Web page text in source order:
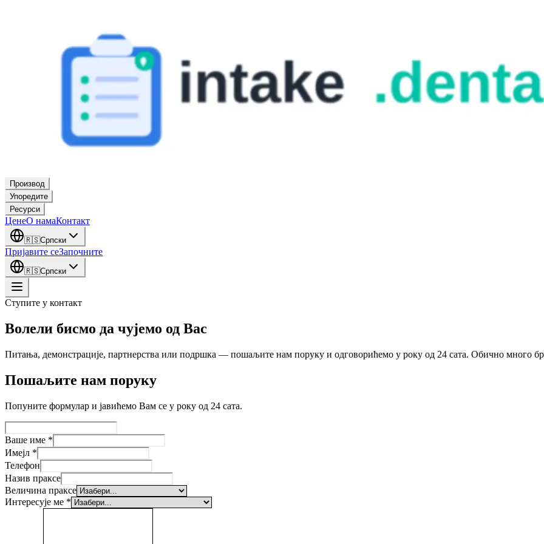
Производ
Упоредите
Ресурси
ЦенеО намаКонтакт
🇷🇸Српски
Пријавите сеЗапочните
🇷🇸Српски
Ступите у контакт
Волели бисмо да чујемо од Вас
Питања, демонстрације, партнерства или подршка — пошаљите нам поруку и одговорићемо у року од 24 сата. Обично много
Пошаљите нам поруку
Попуните формулар и јавићемо Вам се у року од 24 сата.
Ваше име *
Имејл *
Телефон
Назив праксе
Величина праксе
Интересује ме *